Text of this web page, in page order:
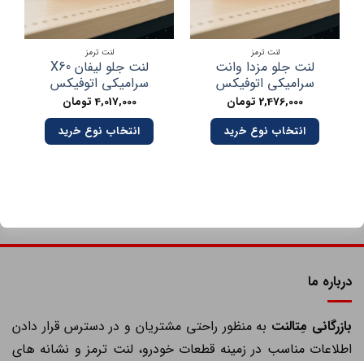
لنت ترمز
لنت جلو مزدا وانت
سرامیکی اتوفیکس
2,476,000تومان
انتخاب نوع خرید
لنت ترمز
لنت جلو لیفان X60
سرامیکی اتوفیکس
4,017,000 تومان
انتخاب نوع خرید
درباره ما
بازرگانی مِتالنتبه منظور راحتی مشتریان و در دسترس قرار دادن
اطلاعات مناسب در زمینه قطعات خودرو، لنت ترمز و نشانه های